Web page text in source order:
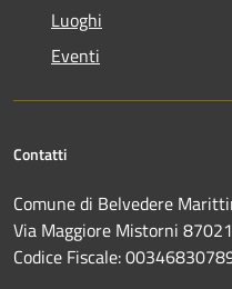
Luoghi
Eventi
Contatti
Comune di Belvedere
Via Maggiore Mistorni
Codice Fiscale: